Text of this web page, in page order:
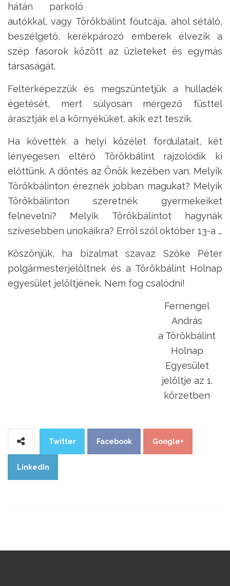
hátán parkoló
autókkal, vagy Törökbálint főutcája, ahol sétáló,
beszélgető, kerékpározó emberek élvezik a
szép fasorok között az üzleteket és egymás
társaságát.
Feltérképezzük és megszüntetjük a hulladék
égetését, mert súlyosan mérgező füsttel
árasztják el a környéküket, akik ezt teszik.
Ha követték a helyi közélet fordulatait, két
lényegesen eltérő Törökbálint rajzolódik ki
előttünk. A döntés az Önök kezében van. Melyik
Törökbálinton éreznék jobban magukat? Melyik
Törökbálinton szeretnék gyermekeiket
felnevelni? Melyik Törökbálintot hagynák
szívesebben unokáikra? Erről szól október 13-a …
Köszönjük, ha bizalmat szavaz Szőke Péter
polgármesterjelöltnek és a Törökbálint Holnap
egyesület jelöltjének. Nem fog csalódni!
Fernengel
András
a Törökbálint
Holnap
Egyesület
jelöltje az 1.
körzetben
Twitter Facebook Google+
LinkedIn